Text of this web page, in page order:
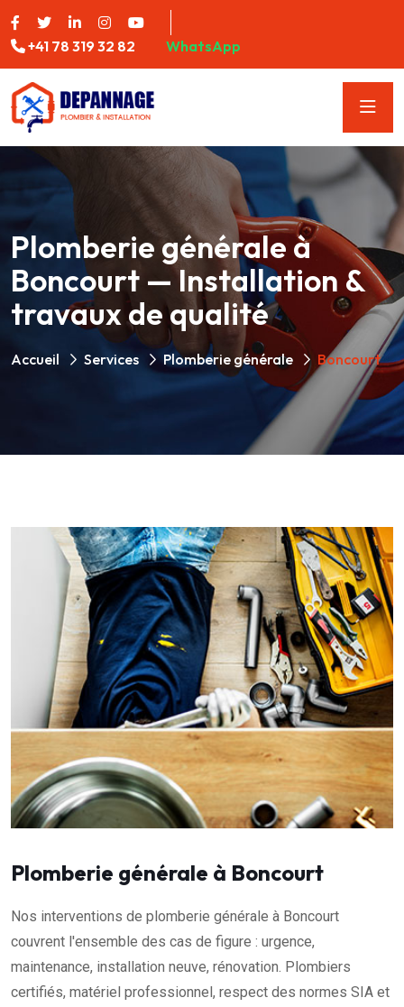
+41 78 319 32 82 WhatsApp
Plomberie générale à
Boncourt — Installation &
travaux de qualité
Accueil Services Plomberie générale Boncourt
Plomberie générale à Boncourt
Nos interventions de plomberie générale à Boncourt
couvrent l'ensemble des cas de figure : urgence,
maintenance, installation neuve, rénovation. Plombiers
certifiés, matériel professionnel, respect des normes SIA et